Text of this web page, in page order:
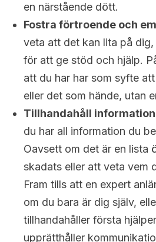
en närstående dött.
Fostra förtroende och
veta att det kan lita på
för att ge stöd och hjälp.
att du har har som syfte
eller det som hände, utan
Tillhandahåll
du har all information du
Oavsett om det är en lista
skadats eller att veta vem
Fram tills att en expert
om du bara är dig själv,
tillhandahåller första
upprätthåller